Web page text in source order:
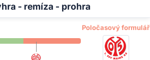
- remíza - prohra
Poločasový formulář